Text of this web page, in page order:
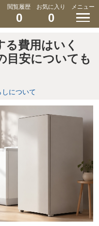
閲覧履歴
0
お気に入り
0
メニュー
る費用はいく
目安についても
について